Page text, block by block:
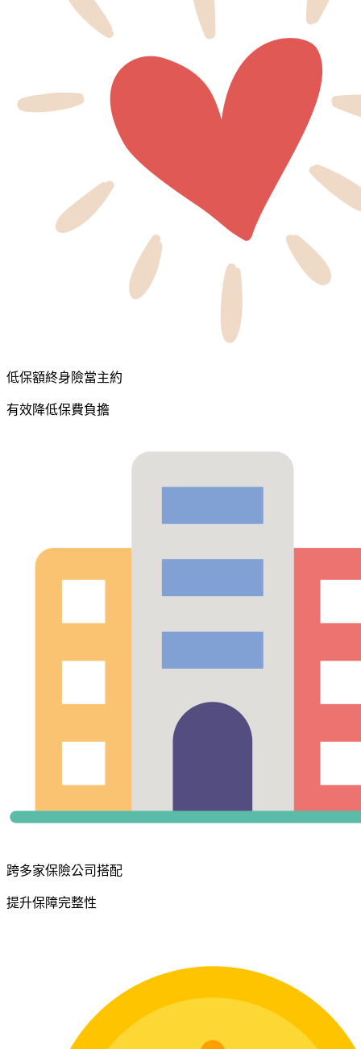
低保額終身險當主約
有效降低保費負擔
跨多家保險公司搭配
提升保障完整性